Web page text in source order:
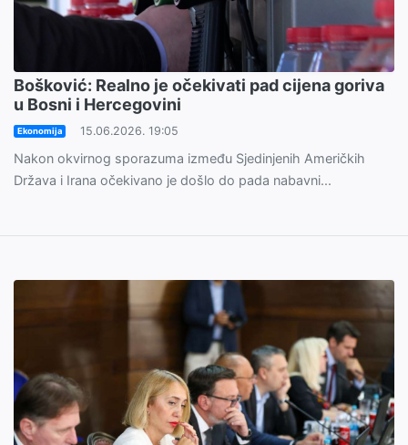
Bošković: Realno je očekivati pad cijena goriva
u Bosni i Hercegovini
Ekonomija 15.06.2026. 19:05
Nakon okvirnog sporazuma između Sjedinjenih Američkih
Država i Irana očekivano je došlo do pada nabavni...